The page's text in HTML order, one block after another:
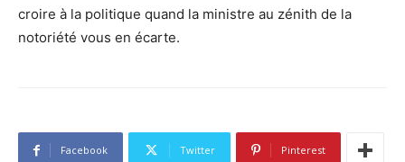
croire à la politique quand la ministre au zénith de la
notoriété vous en écarte.
Facebook Twitter Pinterest